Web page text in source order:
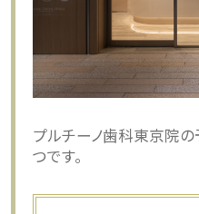
プルチーノ歯科東京院
つです。